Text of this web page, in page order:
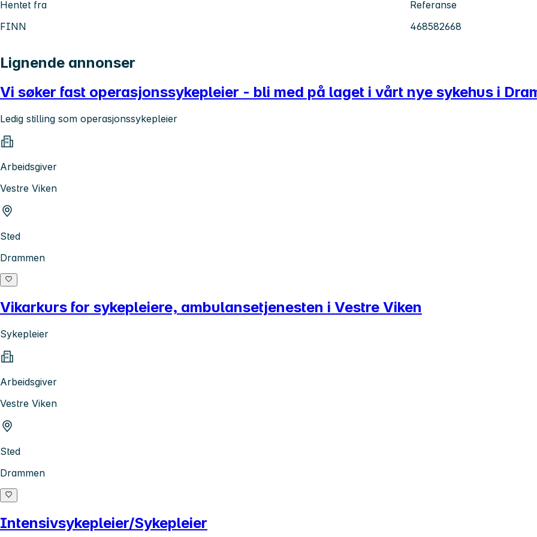
Hentet fra
FINN
Referanse
468582668
Lignende annonser
Vi søker fast operasjonssykepleier - bli med på laget i vårt nye sykehus i
Ledig stilling som operasjonssykepleier
Arbeidsgiver
Vestre Viken
Sted
Drammen
Vikarkurs for sykepleiere, ambulansetjenesten i Vestre Viken
Sykepleier
Arbeidsgiver
Vestre Viken
Sted
Drammen
Intensivsykepleier/Sykepleier